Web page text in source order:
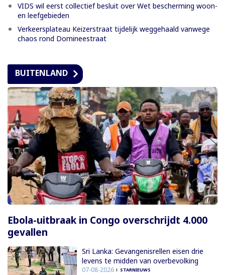
VIDS wil eerst collectief besluit over Wet bescherming woon-
en leefgebieden
Verkeersplateau Keizerstraat tijdelijk weggehaald vanwege
chaos rond Domineestraat
BUITENLAND
Ebola-uitbraak in Congo overschrijdt 4.000
gevallen
Sri Lanka: Gevangenisrellen eisen drie
levens te midden van overbevolking
07-08-2026 STARNIEUWS